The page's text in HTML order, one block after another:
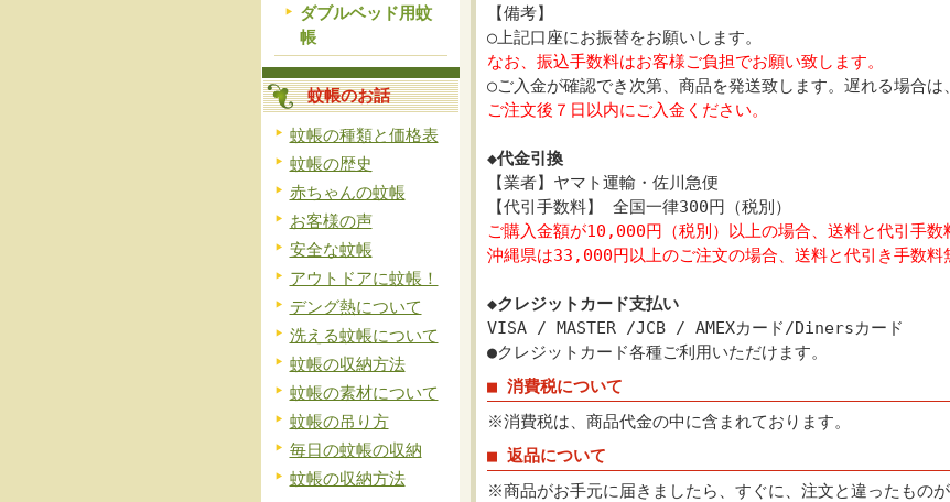
ダブルベッド用蚊
帳
蚊帳のお話
蚊帳の種類と価格表
蚊帳の歴史
赤ちゃんの蚊帳
お客様の声
安全な蚊帳
アウトドアに蚊帳！
デング熱について
洗える蚊帳について
蚊帳の収納方法
蚊帳の素材について
蚊帳の吊り方
毎日の蚊帳の収納
蚊帳の収納方法
【備考】
○上記口座にお振替をお願いします。
なお、振込手数料はお客様ご負担でお願い致します。
○ご入金が確認でき次第、商品を発送致します。遅れる場合は
ご注文後７日以内にご入金ください。
◆代金引換
【業者】ヤマト運輸・佐川急便
【代引手数料】 全国一律300円（税別）
ご購入金額が10,000円（税別）以上の場合、送料と代引手数
沖縄県は33,000円以上のご注文の場合、送料と代引き手数料
◆クレジットカード支払い
VISA / MASTER /JCB / AMEXカード/Dinersカード
●クレジットカード各種ご利用いただけます。
■ 消費税について
※消費税は、商品代金の中に含まれております。
■ 返品について
※商品がお手元に届きましたら、すぐに、注文と違ったもの